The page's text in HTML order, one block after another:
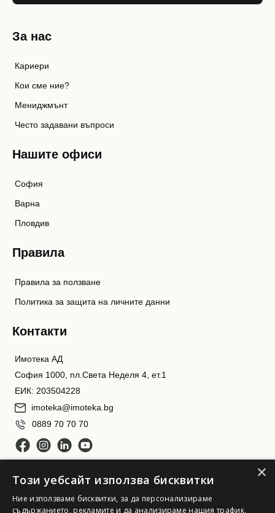
За нас
Кариери
Кои сме ние?
Мениджмънт
Често задавани въпроси
Нашите офиси
София
Варна
Пловдив
Правила
Правила за ползване
Политика за защита на личните данни
Контакти
Имотека АД
София 1000, пл.Света Неделя 4, ет.1
ЕИК: 203504228
imoteka@imoteka.bg
0889 70 70 70
×
Този уебсайт използва бисквитки
Ние използваме бисквитки, за да персонализираме
съдържанието, рекламите и да анализираме нашия трафик.